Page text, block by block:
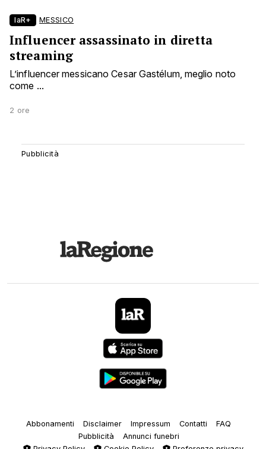
laR+ MESSICO
Influencer assassinato in diretta
streaming
L’influencer messicano Cesar Gastélum, meglio noto
come ...
2 ore
Abbonamenti Disclaimer Impressum Contatti
FAQ
Pubblicità
Annunci funebri